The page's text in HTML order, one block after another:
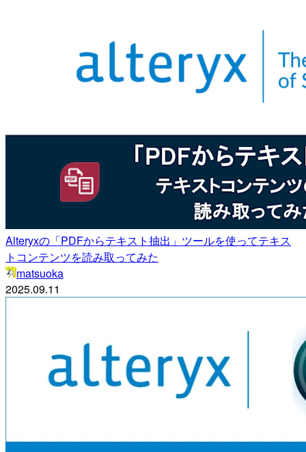
Alteryxの「PDFからテキスト抽出」ツールを使ってテキス
トコンテンツを読み取ってみた
matsuoka
2025.09.11